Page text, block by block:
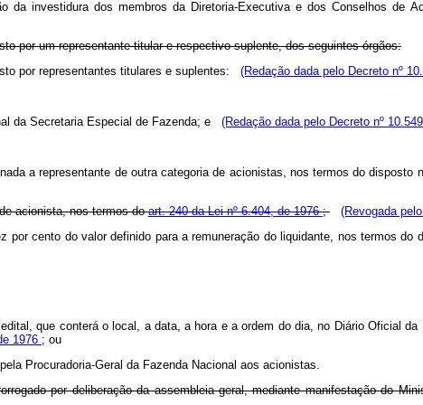
investidura dos membros da Diretoria-Executiva e dos Conselhos de
por um representante titular e respectivo suplente, dos seguintes órgãos:
por representantes titulares e suplentes:
(Redação dada pelo Decreto nº
da Secretaria Especial de Fazenda; e
(Redação dada pelo Decreto nº
a representante de outra categoria de acionistas, nos termos do disposto
acionista, nos termos doart. 240 da Lei nº 6.404, de 1976;
(Revogada
cento do valor definido para a remuneração do liquidante, nos termos do
que conterá o local, a data, a hora e a ordem do dia, no Diário Oficial
1976 ; ou
Procuradoria-Geral da Fazenda Nacional aos acionistas.
por deliberação da assembleia geral, mediante manifestação do